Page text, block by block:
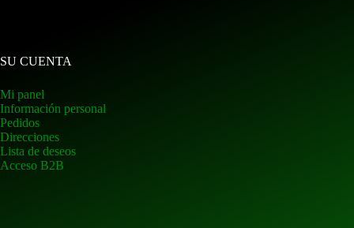
SU CUENTA
Mi panel
Información personal
Pedidos
Direcciones
Lista de deseos
Acceso B2B